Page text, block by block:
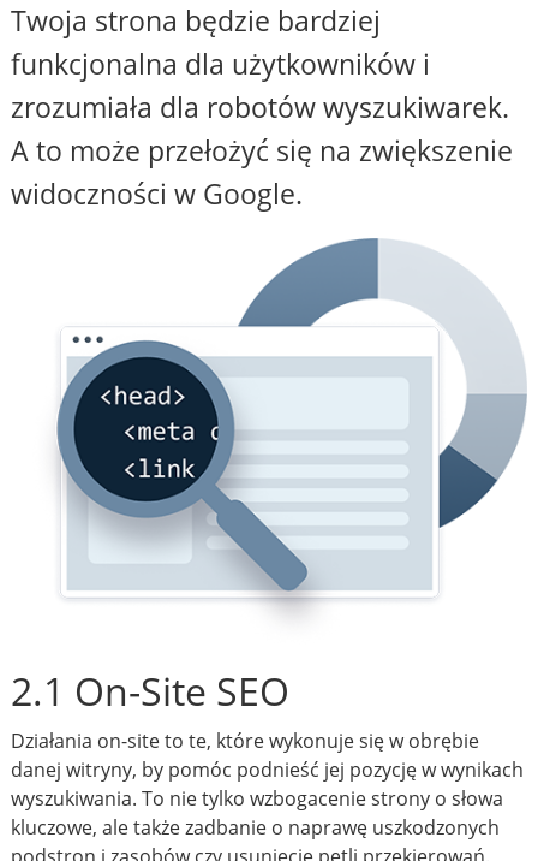
Twoja strona będzie bardziej
funkcjonalna dla użytkowników i
zrozumiała dla robotów wyszukiwarek.
A to może przełożyć się na zwiększenie
widoczności w Google.
2.1 On-Site SEO
Działania on-site to te, które wykonuje się w obrębie
danej witryny, by pomóc podnieść jej pozycję w wynikach
wyszukiwania. To nie tylko wzbogacenie strony o słowa
kluczowe, ale także zadbanie o naprawę uszkodzonych
podstron i zasobów czy usunięcie pętli przekierowań.